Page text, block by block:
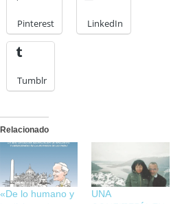
Pinterest LinkedIn
Tumblr
Relacionado
«De lo humano y
UNA